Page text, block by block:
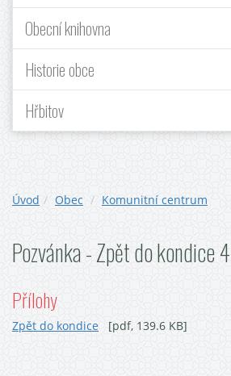
Obecní knihovna
Historie obce
Hřbitov
Úvod Obec Komunitní centrum
Pozvánka - Zpět do kondice
Přílohy
Zpět do kondice [pdf, 139.6 KB]